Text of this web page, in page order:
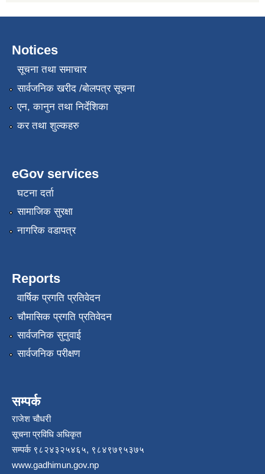
Notices
सूचना तथा समाचार
सार्वजनिक खरीद /बोलपत्र सूचना
एन, कानुन तथा निर्देशिका
कर तथा शुल्कहरु
eGov services
घटना दर्ता
सामाजिक सुरक्षा
नागरिक वडापत्र
Reports
वार्षिक प्रगति प्रतिवेदन
चौमासिक प्रगति प्रतिवेदन
सार्वजनिक सुनुवाई
सार्वजनिक परीक्षण
सम्पर्क
राजेश चौधरी
सूचना प्रविधि अधिकृत
सम्पर्क ९८२४३२५४६५, ९८४९७९५३७५
www.gadhimun.gov.np